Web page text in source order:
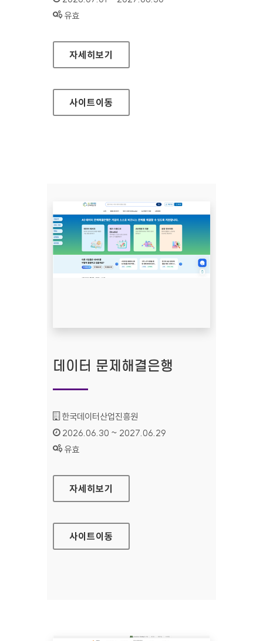
상태 :
유효
인천연구원
자세히보기
사이트이동
데이터 문제해결은행
기관명 :
한국데이터산업진흥원
인증기간 :
2026.06.30 ~ 2027.06.29
상태 :
유효
데이터 문제해결은행
자세히보기
사이트이동